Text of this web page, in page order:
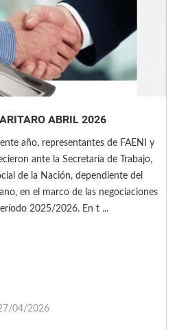
ABRIL 2026
año, representantes de FAENI y
ante la Secretaría de Trabajo,
de la Nación, dependiente del
en el marco de las negociaciones
2025/2026. En t ...
04/2026